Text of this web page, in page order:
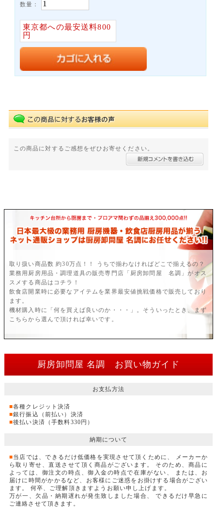
数量：
東京都への最安送料800
円
この商品に対するご感想をぜひお寄せください。
取り扱い商品数 約30万点！！ うちで揃わなければどこで揃えるの？
業務用厨房用品・調理道具の販売専門店「厨房卸問屋 名調」がオス
スメする商品はコチラ！
飲食店開業時に必要なアイテムを業界最安値挑戦価格で販売しており
ます。
機材購入時に「何を買えば良いのか・・・」。そういったとき、まず
こちらから選んで頂ければ幸いです。
厨房卸問屋 名調 お買い物ガイド
お支払方法
■各種クレジット決済
■銀行振込（前払い）決済
■後払い決済（手数料330円）
納期について
■当店では、できるだけ低価格を実現させて頂くために、 メーカーか
ら取り寄せ、直送させて頂く商品がございます。 そのため、商品に
よっては、御注文の時点、御入金の時点で在庫がない、 または、お
届けに時間がかかるなど、お客様にご迷惑をお掛けする場合がござい
ます。 何卒、ご理解頂きますようお願い申し上げます。
万が一、欠品・納期遅れが発生致しました場合、 できるだけ早急に
ご連絡させて頂きます。